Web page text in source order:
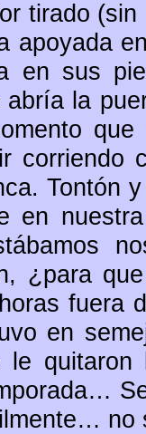
tirado
apoyada
en sus
la
corriendo
Tontón
en
¿para
fuera
en
le
no